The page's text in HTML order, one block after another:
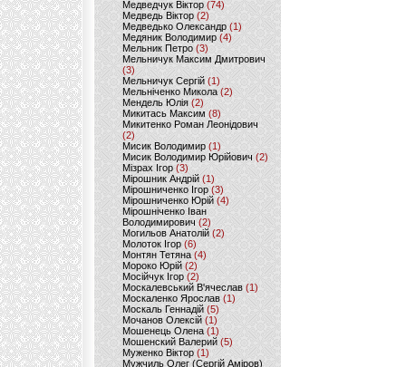
Медведчук Віктор(74)
Медведь Віктор (2)
Медведько Олександр (1)
Медяник Володимир(4)
Мельник Петро (3)
Мельничук Максим Дмитрович
(3)
Мельничук Сергій (1)
Мельніченко Микола (2)
Мендель Юлія (2)
Микитась Максим (8)
Микитенко Роман Леонідович
(2)
Мисик Володимир (1)
Мисик Володимир Юрійович(2)
Мізрах Ігор(3)
Мірошник Андрій(1)
Мірошниченко Ігор (3)
Мірошниченко Юрій(4)
Мірошніченко Іван
Володимирович (2)
Могильов Анатолій (2)
Молоток Ігор (6)
Монтян Тетяна (4)
Мороко Юрій(2)
Мосійчук Ігор (2)
Москалевський В'ячеслав (1)
Москаленко Ярослав (1)
Москаль Геннадій (5)
Мочанов Олексій(1)
Мошенець Олена(1)
Мошенский Валерий (5)
Муженко Віктор (1)
Мужчиль Олег (Сергій Аміров)